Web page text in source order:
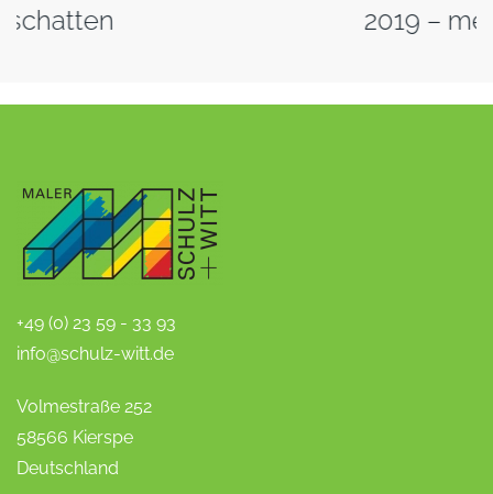
2019 – metal nuance
+49 (0) 23 59 - 33 93
info@schulz-witt.de
Volmestraße 252
58566 Kierspe
Deutschland